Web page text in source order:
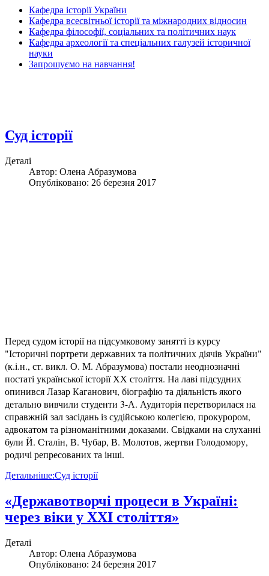
Кафедра історії України
Кафедра всесвітньої історії та міжнародних відносин
Кафедра філософії, соціальних та політичних наук
Кафедра археології та спеціальних галузей історичної
науки
Запрошуємо на навчання!
Суд історії
Деталі
Автор: Олена Абразумова
Опубліковано: 26 березня 2017
Перед судом історії на підсумковому занятті із курсу
"Історичні портрети державних та політичних діячів України"
(к.і.н., ст. викл. О. М. Абразумова) постали неоднозначні
постаті української історії ХХ століття. На лаві підсудних
опинився Лазар Каганович, біографію та діяльність якого
детально вивчили студенти 3-А. Аудиторія перетворилася на
справжній зал засідань із судійською колегією, прокурором,
адвокатом та різноманітними доказами. Свідками на слуханні
були Й. Сталін, В. Чубар, В. Молотов, жертви Голодомору,
родичі репресованих та інші.
Детальніше:Суд історії
«Державотворчі процеси в Україні:
через віки у XXI століття»
Деталі
Автор: Олена Абразумова
Опубліковано: 24 березня 2017